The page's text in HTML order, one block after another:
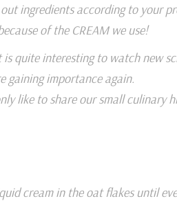
ingredients according to your
of the CREAM we use!
quite interesting to watch new
gaining importance again.
like to share our small culinary
cream in the oat flakes until